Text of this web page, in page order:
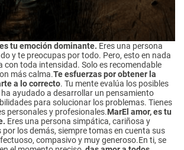
tu emoción dominante. Eres una persona
y te preocupas por todo. Pero, esto en nada
con toda intensidad. Solo es recomendable
más calma.Te esfuerzas por obtener la
a lo correcto. Tu mente evalúa los posibles
ayudado a desarrollar un pensamiento
para solucionar los problemas. Tienes
personales y profesionales.MarEl amor, es tu
Eres una persona simpática, cariñosa y
los demás, siempre tomas en cuenta sus
compasivo y muy generoso.En ti, se